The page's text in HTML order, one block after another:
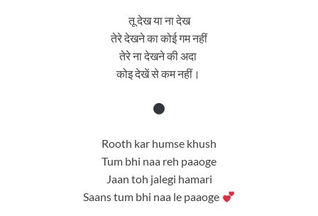
तू देख या ना देख
तेरे देखने का कोई गम नहीं
तेरे ना देखने की अदा
कोइ देखें से कम नहीं।
Rooth kar humse khush
Tum bhi naa reh paaoge
Jaan toh jalegi hamari
Saans tum bhi naa le paaoge